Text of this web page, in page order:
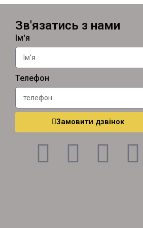
Зв'язатись з нами
Ім'я
Телефон
Замовити дзвінок